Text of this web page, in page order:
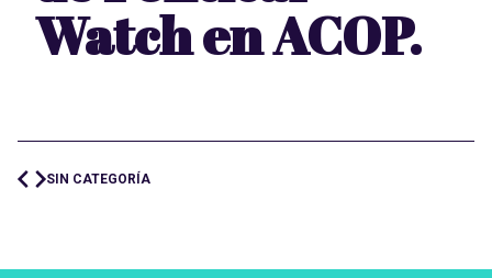
Watch en ACOP.
SIN CATEGORÍA